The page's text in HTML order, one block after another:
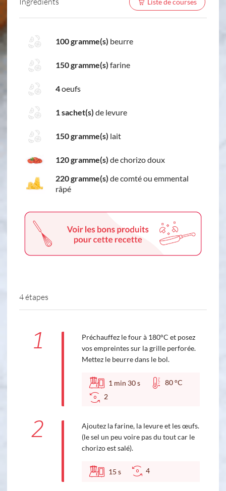
Liste de courses
100 gramme(s) beurre
150 gramme(s) farine
4oeufs
1 sachet(s) de levure
150 gramme(s) lait
120 gramme(s) de chorizo doux
220 gramme(s) de comté ou emmental
râpé
4 étapes
1
Préchauffez le four à 180°C et posez
vos empreintes sur la grille perforée.
Mettez le beurre dans le bol.
1 min 30s
80 °C
2
2
Ajoutez la farine, la levure et les œufs.
(le sel un peu voire pas du tout car le
chorizo est salé).
15 s 4